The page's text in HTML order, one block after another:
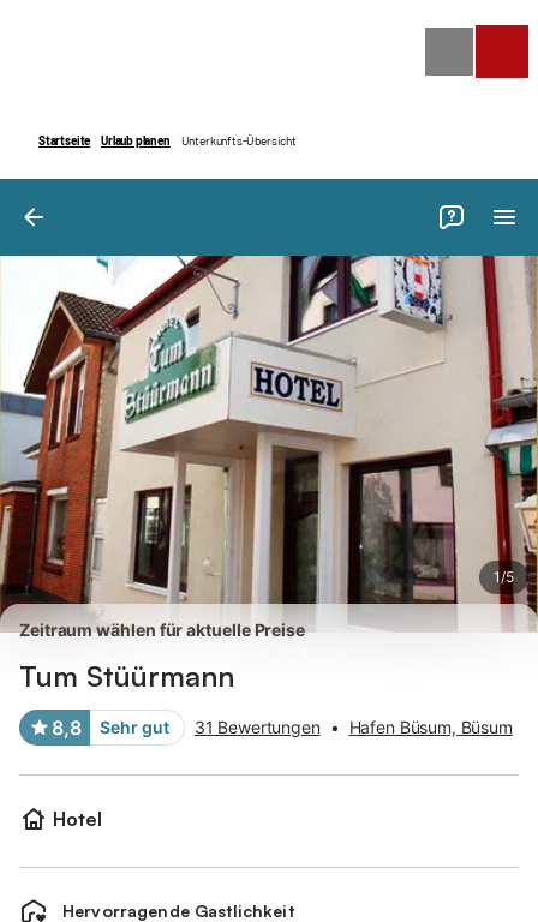
1/5
Zeitraum wählen für aktuelle Preise
Tum Stüürmann
8,8 Sehr gut 31 Bewertungen • Hafen Büsum, Büsum
Hotel
Hervorragende Gastlichkeit